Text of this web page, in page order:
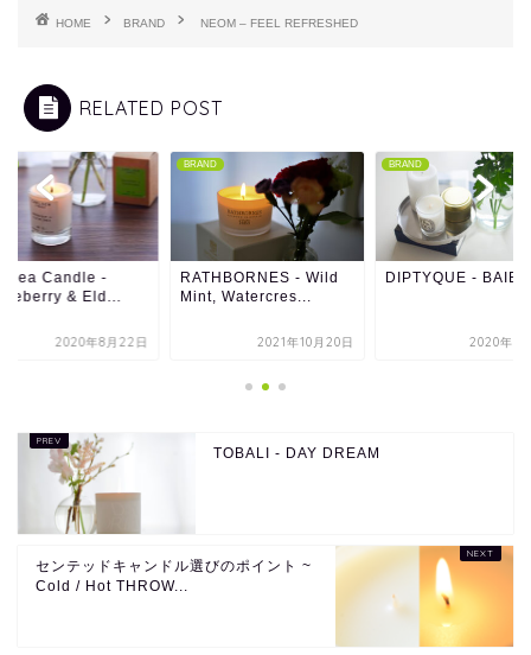
HOME BRAND NEOM – FEEL REFRESHED
RELATED POST
Candle -
& Eld...
2020年8月22日
BRAND
RATHBORNES - Wild
Mint, Watercres...
2021年10月20日
BRAND
DIPTYQUE - BAIES
2020年3
TOBALI - DAY DREAM
センテッドキャンドル選びのポイント ~
Cold / Hot THROW...